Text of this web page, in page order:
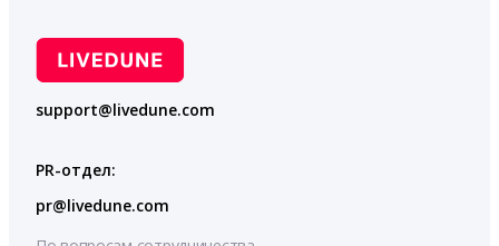
support@livedune.com
PR-отдел:
pr@livedune.com